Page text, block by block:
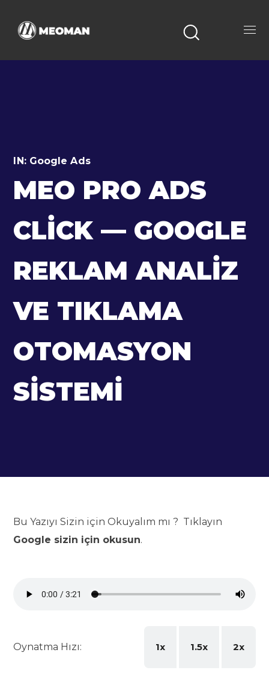
IN: Google Ads
MEO PRO ADS
CLICK — GOOGLE
REKLAM ANALIZ
VE TIKLAMA
OTOMASYON
SISTEMI
Bu Yazıyı Sizin için Okuyalım mı ? Tıklayın
Google sizin için okusun.
Oynatma Hızı: 1x 1.5x 2x